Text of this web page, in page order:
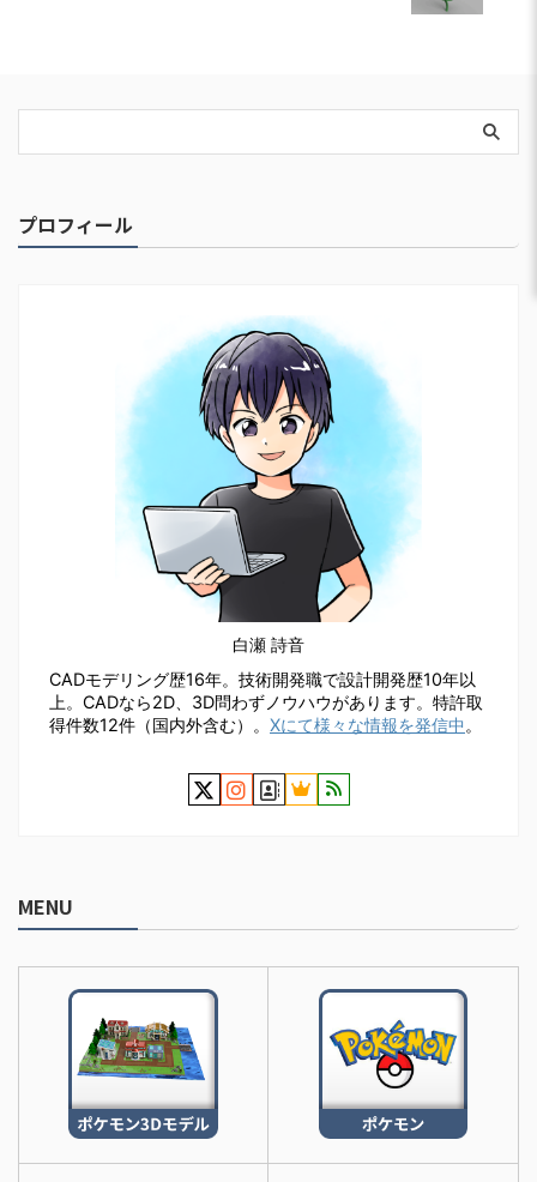
プロフィール
白瀬 詩音
CADモデリング歴16年。技術開発職で設計開発歴10年以
上。CADなら2D、3D問わずノウハウがあります。特許取
得件数12件（国内外含む）。 Xにて様々な情報を発信中。
MENU